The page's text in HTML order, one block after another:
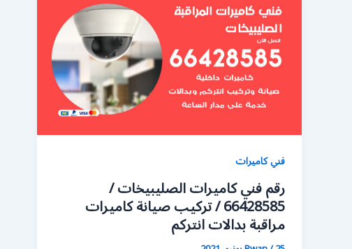
فني كاميرات
رقم فني كاميرات الصليبيخات /
66428585 / تركيب صيانة كاميرات
مراقبة بدالات انتركم